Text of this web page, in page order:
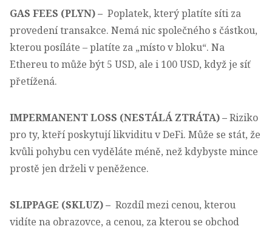
GAS FEES (PLYN) – Poplatek, který platíte síti za
provedení transakce. Nemá nic společného s částkou,
kterou posíláte – platíte za „místo v bloku“. Na
Ethereu to může být 5 USD, ale i 100 USD, když je síť
přetížená.
IMPERMANENT LOSS (NESTÁLÁ ZTRÁTA) –Riziko
pro ty, kteří poskytují likviditu v DeFi. Může se stát, že
kvůli pohybu cen vyděláte méně, než kdybyste mince
prostě jen drželi v peněžence.
SLIPPAGE (SKLUZ)– Rozdíl mezi cenou, kterou
vidíte na obrazovce, a cenou, za kterou se obchod